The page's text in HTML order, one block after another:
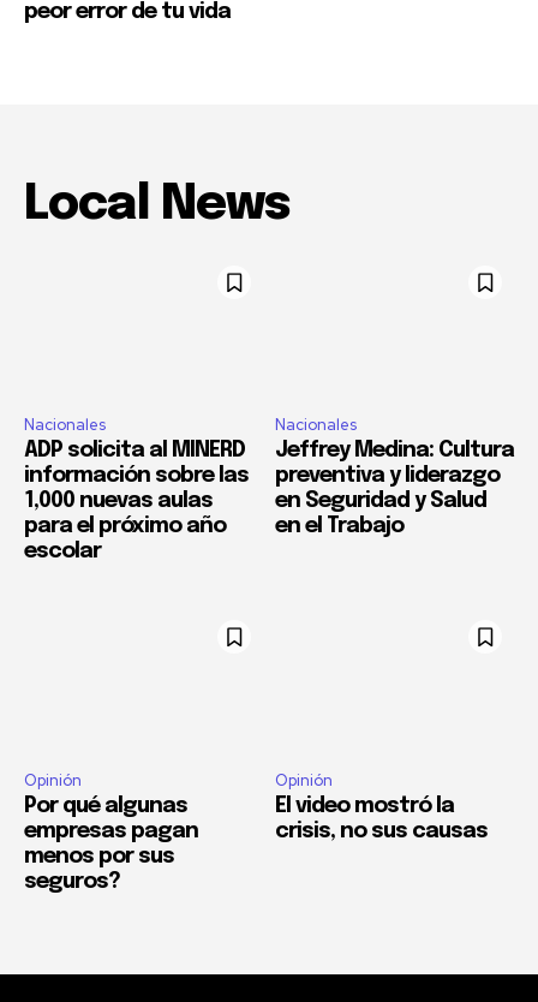
peor error de tu vida
Local News
Nacionales
ADP solicita al MINERD
información sobre las
1,000 nuevas aulas
para el próximo año
escolar
Nacionales
Jeffrey Medina: Cultura
preventiva y liderazgo
en Seguridad y Salud
en el Trabajo
Opinión
Por qué algunas
empresas pagan
menos por sus
seguros?
Opinión
El video mostró la
crisis, no sus causas